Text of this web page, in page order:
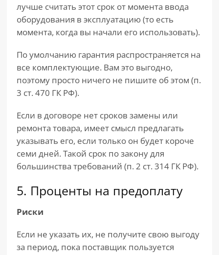
лучше считать этот срок от момента ввода
оборудования в эксплуатацию (то есть
момента, когда вы начали его использовать).
По умолчанию гарантия распространяется на
все комплектующие. Вам это выгодно,
поэтому просто ничего не пишите об этом (п.
3 ст. 470 ГК РФ).
Если в договоре нет сроков замены или
ремонта товара, имеет смысл предлагать
указывать его, если только он будет короче
семи дней. Такой срок по закону для
большинства требований (п. 2 ст. 314 ГК РФ).
5. Проценты на предоплату
Риски
Если не указать их, не получите свою выгоду
за период, пока поставщик пользуется